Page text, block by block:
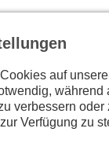
Kurse &
auf
während
verbessern oder
Verfügung zu